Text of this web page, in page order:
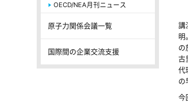
講
明
の
古
代
の
今
OECD/NEA月刊ニュース
原子力関係会議一覧
国際間の企業交流支援